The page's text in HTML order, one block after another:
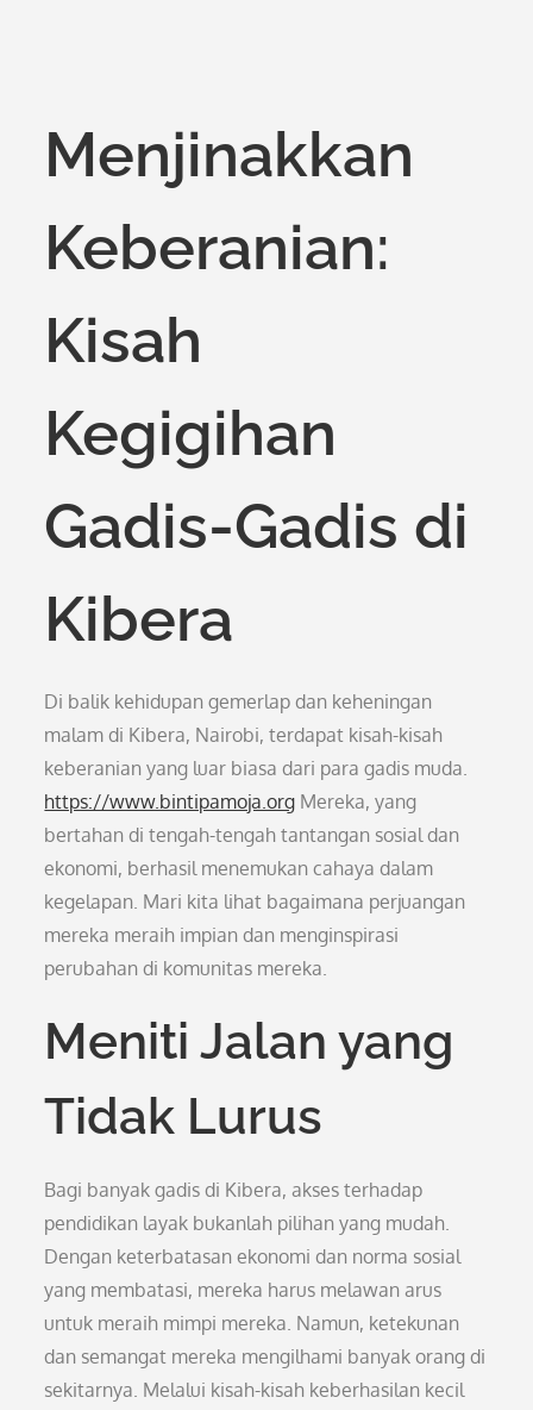
Menjinakkan
Keberanian:
Kisah
Kegigihan
Gadis-Gadis di
Kibera
Di balik kehidupan gemerlap dan keheningan
malam di Kibera, Nairobi, terdapat kisah-kisah
keberanian yang luar biasa dari para gadis muda.
https://www.bintipamoja.org Mereka, yang
bertahan di tengah-tengah tantangan sosial dan
ekonomi, berhasil menemukan cahaya dalam
kegelapan. Mari kita lihat bagaimana perjuangan
mereka meraih impian dan menginspirasi
perubahan di komunitas mereka.
Meniti Jalan yang
Tidak Lurus
Bagi banyak gadis di Kibera, akses terhadap
pendidikan layak bukanlah pilihan yang mudah.
Dengan keterbatasan ekonomi dan norma sosial
yang membatasi, mereka harus melawan arus
untuk meraih mimpi mereka. Namun, ketekunan
dan semangat mereka mengilhami banyak orang di
sekitarnya. Melalui kisah-kisah keberhasilan kecil